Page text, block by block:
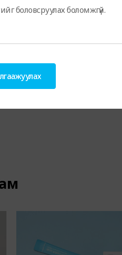
Sugar 100ш
боловсруулах боломжгүй.